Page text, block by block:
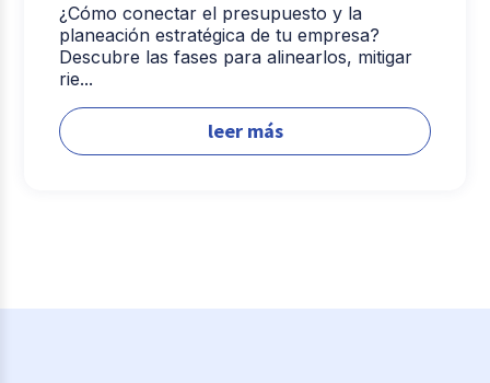
¿Cómo conectar el presupuesto y la
planeación estratégica de tu empresa?
Descubre las fases para alinearlos, mitigar
rie...
leer más